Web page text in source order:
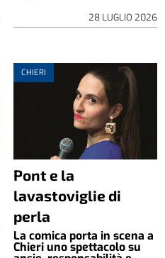
28 LUGLIO 2026
CHIERI
Pont e la
lavastoviglie di
perla
La comica porta in scena a
Chieri uno spettacolo su